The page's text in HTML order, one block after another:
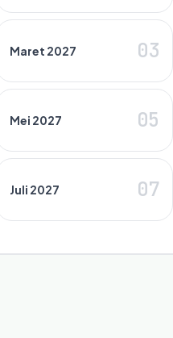
Maret 2027 03
Mei 2027 05
Juli 2027 07